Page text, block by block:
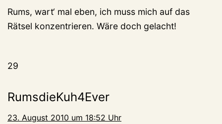
Rums, wart‘ mal eben, ich muss mich auf das
Rätsel konzentrieren. Wäre doch gelacht!
29
RumsdieKuh4Ever
23. August 2010 um 18:52 Uhr